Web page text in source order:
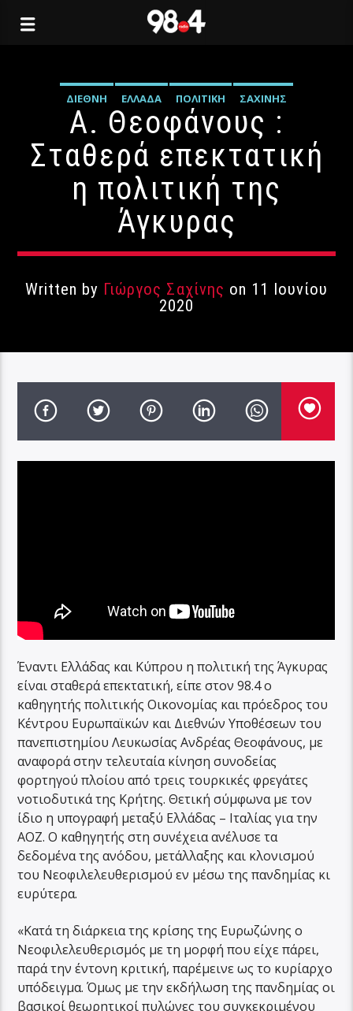
ΔΙΕΘΝΉ ΕΛΛΆΔΑ ΠΟΛΙΤΙΚΉ ΣΑΧΊΝΗΣ
Α. Θεοφάνους :
Σταθερά επεκτατική
η πολιτική της
Άγκυρας
Written by Γιώργος Σαχίνης on 11 Ιουνίου
2020
Έναντι Ελλάδας και Κύπρου η πολιτική της Άγκυρας
είναι σταθερά επεκτατική, είπε στον 98.4 ο
καθηγητής πολιτικής Οικονομίας και πρόεδρος του
Κέντρου Ευρωπαϊκών και Διεθνών Υποθέσεων του
πανεπιστημίου Λευκωσίας Ανδρέας Θεοφάνους, με
αναφορά στην τελευταία κίνηση συνοδείας
φορτηγού πλοίου από τρεις τουρκικές φρεγάτες
νοτιοδυτικά της Κρήτης. Θετική σύμφωνα με τον
ίδιο η υπογραφή μεταξύ Ελλάδας – Ιταλίας για την
ΑΟΖ. Ο καθηγητής στη συνέχεια ανέλυσε τα
δεδομένα της ανόδου, μετάλλαξης και κλονισμού
του Νεοφιλελευθερισμού εν μέσω της πανδημίας κι
ευρύτερα.
«Κατά τη διάρκεια της κρίσης της Ευρωζώνης ο
Νεοφιλελευθερισμός με τη μορφή που είχε πάρει,
παρά την έντονη κριτική, παρέμεινε ως το κυρίαρχο
υπόδειγμα. Όμως με την εκδήλωση της πανδημίας οι
βασικοί θεωρητικοί πυλώνες του συγκεκριμένου